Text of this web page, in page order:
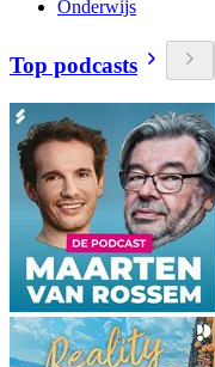
Onderwijs
Top podcasts